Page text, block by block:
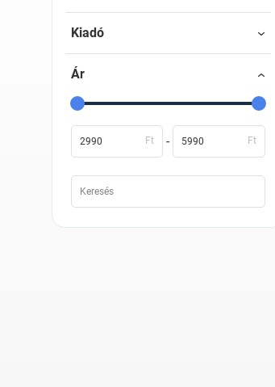
Kiadó
Ár
Ft - Ft